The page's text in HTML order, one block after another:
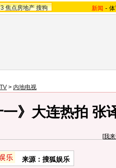
焦点房地产 搜狗 新闻 -
> 内地电视
一》大连热拍 张
[我
来源： 搜狐娱乐